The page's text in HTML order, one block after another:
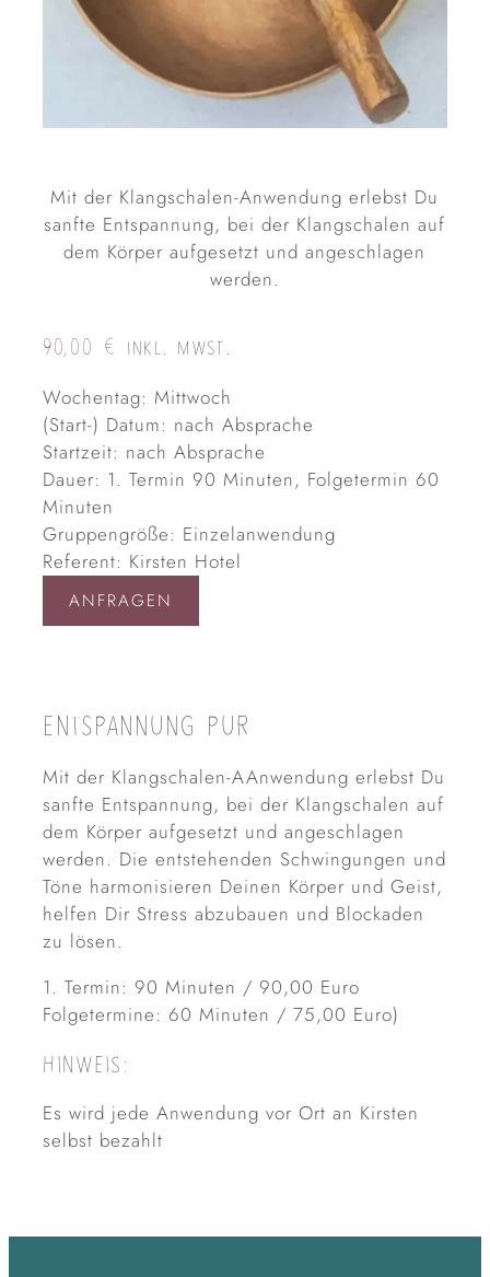
Mit der Klangschalen-Anwendung erlebst Du
sanfte Entspannung, bei der Klangschalen auf
dem Körper aufgesetzt und angeschlagen
werden.
90,00 € INKL. MWST.
Wochentag: Mittwoch
(Start-) Datum: nach Absprache
Startzeit: nach Absprache
Dauer: 1. Termin 90 Minuten, Folgetermin 60
Minuten
Gruppengröße: Einzelanwendung
Referent: Kirsten Hotel
ANFRAGEN
ENTSPANNUNG PUR
Mit der Klangschalen-AAnwendung erlebst Du
sanfte Entspannung, bei der Klangschalen auf
dem Körper aufgesetzt und angeschlagen
werden. Die entstehenden Schwingungen und
Töne harmonisieren Deinen Körper und Geist,
helfen Dir Stress abzubauen und Blockaden
zu lösen.
1. Termin: 90 Minuten / 90,00 Euro
Folgetermine: 60 Minuten / 75,00 Euro)
HINWEIS:
Es wird jede Anwendung vor Ort an Kirsten
selbst bezahlt